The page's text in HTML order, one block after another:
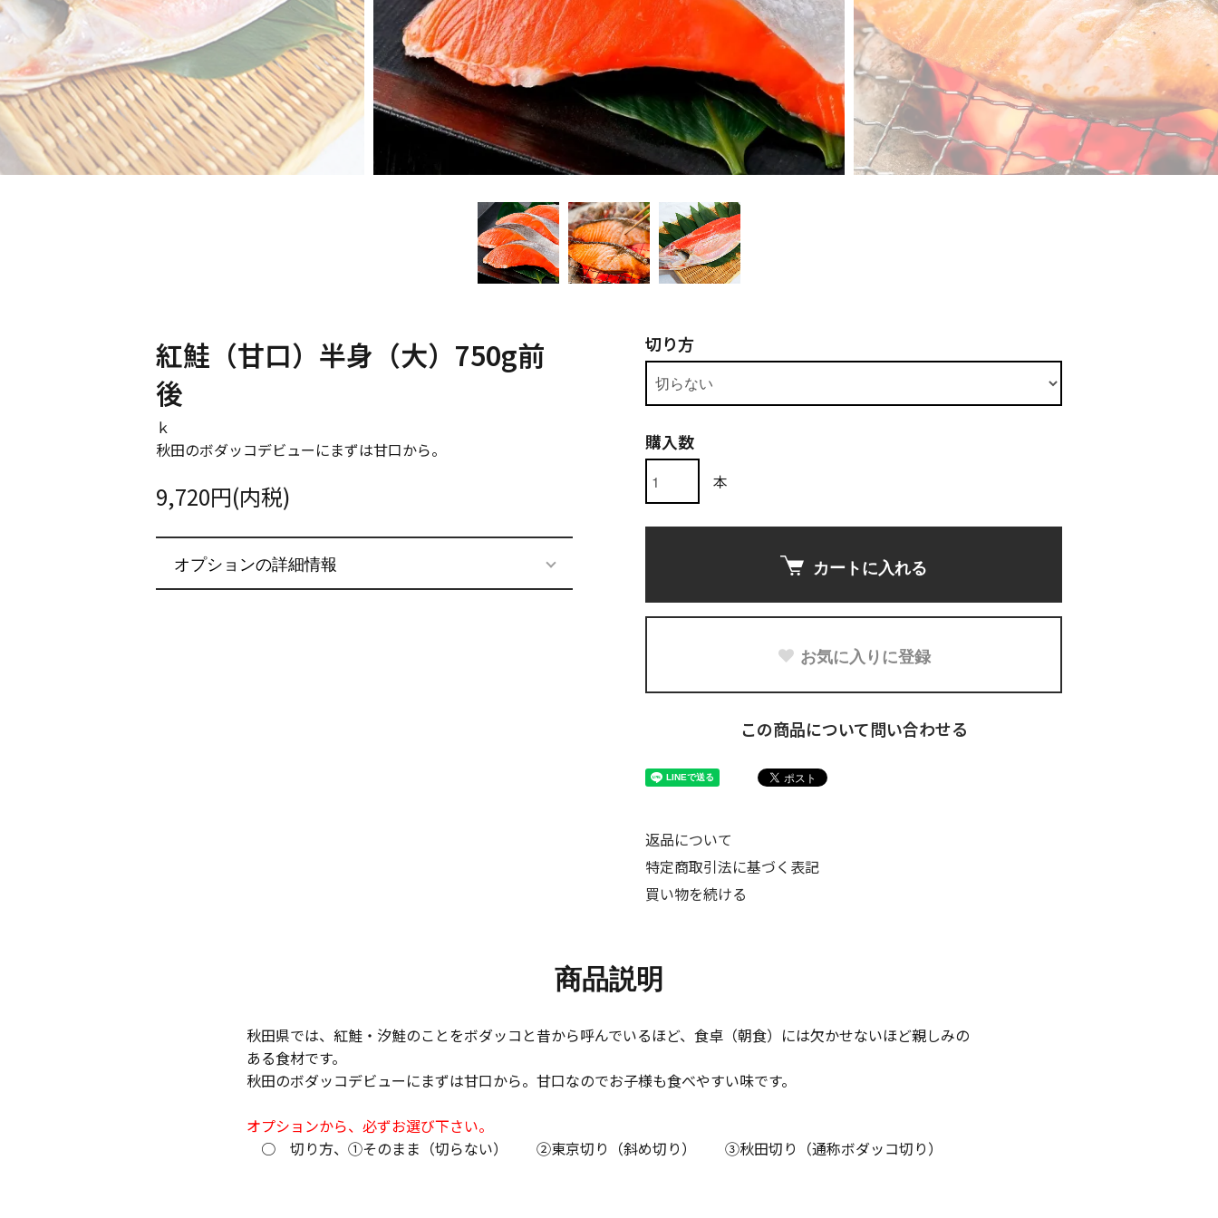
紅鮭（甘口）半身（大）750g前
後
ｋ
秋田のボダッコデビューにまずは甘口から。
9,720円(内税)
オプションの詳細情報
切り方
購入数
本
カートに入れる
お気に入りに登録
この商品について問い合わせる
返品について
特定商取引法に基づく表記
買い物を続ける
商品説明
秋田県では、紅鮭・汐鮭のことをボダッコと昔から呼んでいるほど、食卓（朝食）には欠かせないほど親しみの
ある食材です。
秋田のボダッコデビューにまずは甘口から。甘口なのでお子様も食べやすい味です。
オプションから、必ずお選び下さい。
○ 切り方、①そのまま（切らない） ②東京切り（斜め切り） ③秋田切り（通称ボダッコ切り）